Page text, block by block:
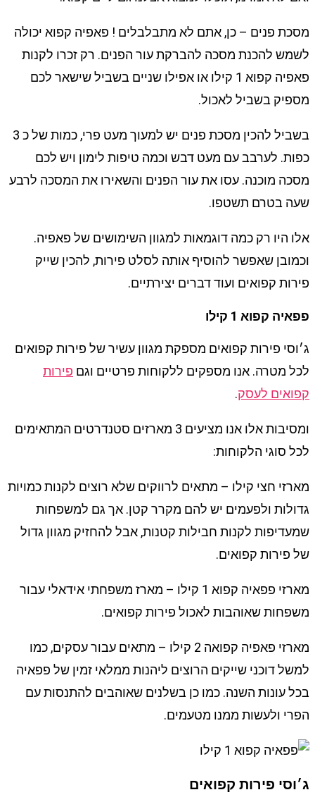
מסכת פנים – כן, אתם לא מתבלבלים ! פאפיה קפוא יכולה
לשמש להכנת מסכה להברקת עור הפנים. רק זכרו לקנות
פאפיה קפוא 1 קילו או אפילו שניים בשביל שישאר לכם
מספיק בשביל לאכול.
בשביל להכין מסכת פנים יש למעוך מעט פרי, כמות של כ 3
כפות. לערבב עם מעט דבש וכמה טיפות לימון ויש לכם
מסכה מוכנה. עסו את עור הפנים והשאירו את המסכה לרבע
שעה בטרם תשטפו.
אלו היו רק כמה דוגמאות למגוון השימושים של פאפיה.
וכמובן שאפשר להוסיף אותה לסלט פירות, להכין שייק
פירות קפואים ועוד דברים יצירתיים.
פפאיה קפוא 1 קילו
ג׳וסי פירות קפואים מספקת מגוון עשיר של פירות קפואים
לכל מטרה. אנו מספקים ללקוחות פרטיים וגם פירות
קפואים לעסק.
ומסיבות אלו אנו מציעים 3 מארזים סטנדרטים המתאימים
לכל סוגי הלקוחות:
מארזי חצי קילו – מתאים לרווקים שלא רוצים לקנות כמויות
גדולות ולפעמים יש להם מקרר קטן. אך גם למשפחות
שמעדיפות לקנות חבילות קטנות, אבל להחזיק מגוון גדול
של פירות קפואים.
מארזי פפאיה קפוא 1 קילו – מארז משפחתי אידאלי עבור
משפחות שאוהבות לאכול פירות קפואים.
מארזי פאפיה קפואה 2 קילו – מתאים עבור עסקים, כמו
למשל דוכני שייקים הרוצים ליהנות ממלאי זמין של פפאיה
בכל עונות השנה. כמו כן בשלנים שאוהבים להתנסות עם
הפרי ולעשות ממנו מטעמים.
ג׳וסי פירות קפואים